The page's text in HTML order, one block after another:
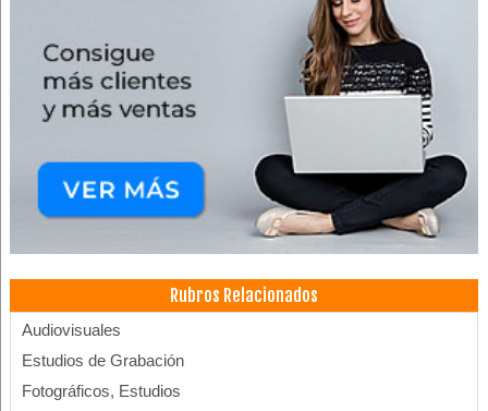
Rubros Relacionados
Audiovisuales
Estudios de Grabación
Fotográficos, Estudios